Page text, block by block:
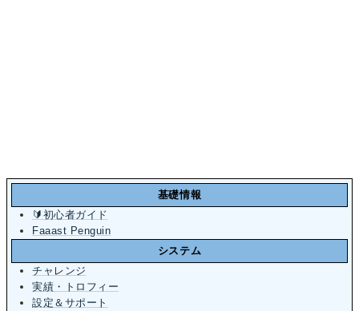
基礎情報
🔰初心者ガイド
Faaast Penguin
システム
チャレンジ
実績・トロフィー
設定＆サポート